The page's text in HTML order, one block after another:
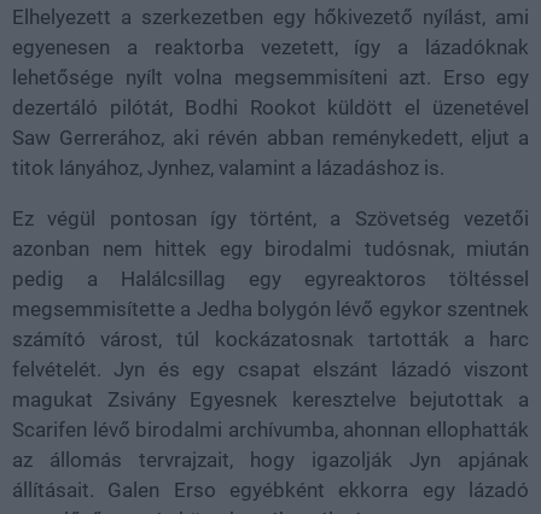
Elhelyezett a szerkezetben egy hőkivezető nyílást, ami
egyenesen a reaktorba vezetett, így a lázadóknak
lehetősége nyílt volna megsemmisíteni azt. Erso egy
dezertáló pilótát, Bodhi Rookot küldött el üzenetével
Saw Gerrerához, aki révén abban reménykedett, eljut a
titok lányához, Jynhez, valamint a lázadáshoz is.
Ez végül pontosan így történt, a Szövetség vezetői
azonban nem hittek egy birodalmi tudósnak, miután
pedig a Halálcsillag egy egyreaktoros töltéssel
megsemmisítette a Jedha bolygón lévő egykor szentnek
számító várost, túl kockázatosnak tartották a harc
felvételét. Jyn és egy csapat elszánt lázadó viszont
magukat Zsivány Egyesnek keresztelve bejutottak a
Scarifen lévő birodalmi archívumba, ahonnan ellophatták
az állomás tervrajzait, hogy igazolják Jyn apjának
állításait. Galen Erso egyébként ekkorra egy lázadó